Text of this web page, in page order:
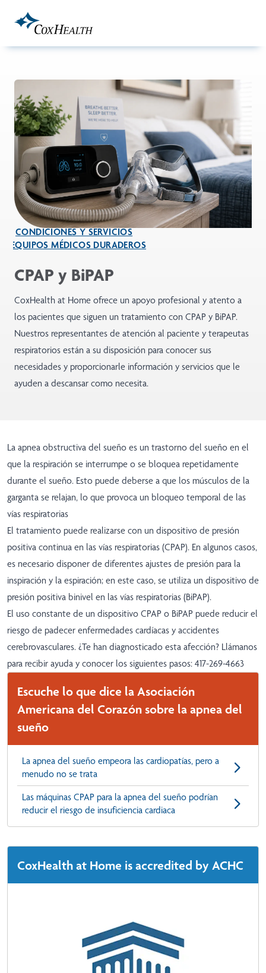
CONDICIONES Y SERVICIOS
EQUIPOS MÉDICOS DURADEROS
CPAP y BiPAP
CoxHealth at Home ofrece un apoyo profesional y atento a
los pacientes que siguen un tratamiento con CPAP y BiPAP.
Nuestros representantes de atención al paciente y terapeutas
respiratorios están a su disposición para conocer sus
necesidades y proporcionarle información y servicios que le
ayuden a descansar como necesita.
La apnea obstructiva del sueño es un trastorno del sueño en el
que la respiración se interrumpe o se bloquea repetidamente
durante el sueño. Esto puede deberse a que los músculos de la
garganta se relajan, lo que provoca un bloqueo temporal de las
vías respiratorias
El tratamiento puede realizarse con un dispositivo de presión
positiva continua en las vías respiratorias (CPAP). En algunos casos,
es necesario disponer de diferentes ajustes de presión para la
inspiración y la espiración; en este caso, se utiliza un dispositivo de
presión positiva binivel en las vías respiratorias (BiPAP).
El uso constante de un dispositivo CPAP o BiPAP puede reducir el
riesgo de padecer enfermedades cardíacas y accidentes
cerebrovasculares. ¿Te han diagnosticado esta afección? Llámanos
para recibir ayuda y conocer los siguientes pasos: 417-269-4663
Escuche lo que dice la Asociación
Americana del Corazón sobre la apnea del
sueño
La apnea del sueño empeora las cardiopatías, pero a
menudo no se trata
Las máquinas CPAP para la apnea del sueño podrían
reducir el riesgo de insuficiencia cardiaca
CoxHealth at Home is accredited by ACHC